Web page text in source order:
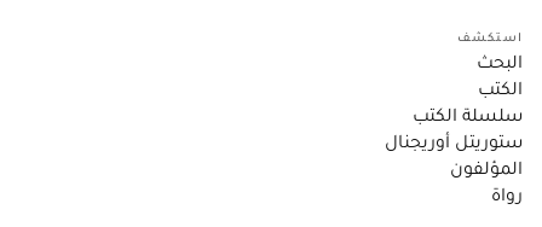
استكشف
البحث
الكتب
سلسلة الكتب
ستوريتل أوريجنال
المؤلفون
رواة